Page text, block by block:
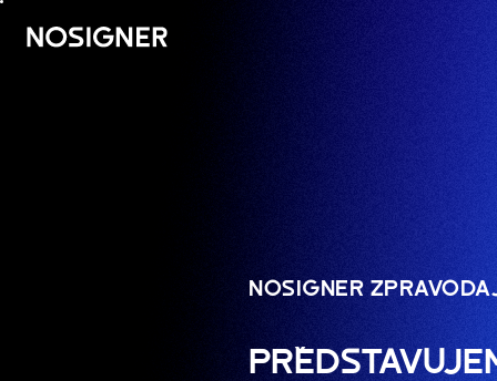
DOMŮ
NOSIGNER